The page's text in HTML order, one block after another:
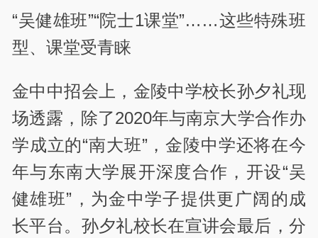
“吴健雄班”“院士1课堂”……这些特殊班
型、课堂受青睐
金中中招会上，金陵中学校长孙夕礼现
场透露，除了2020年与南京大学合作办
学成立的“南大班”，金陵中学还将在今
年与东南大学展开深度合作，开设“吴
健雄班”，为金中学子提供更广阔的成
长平台。孙夕礼校长在宣讲会最后，分